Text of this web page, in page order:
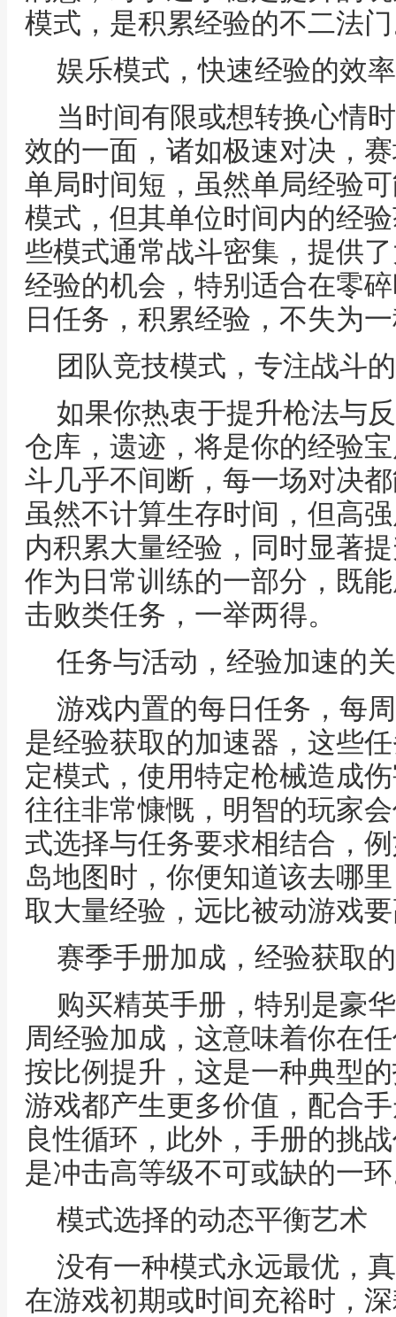
模式，是积累经验的不二法
娱乐模式，快速经验的效
当时间有限或想转换心情
效的一面，诸如极速对决，
单局时间短，虽然单局经验
模式，但其单位时间内的经
些模式通常战斗密集，提供
经验的机会，特别适合在零
日任务，积累经验，不失为
团队竞技模式，专注战斗
如果你热衷于提升枪法与
仓库，遗迹，将是你的经验
斗几乎不间断，每一场对决
虽然不计算生存时间，但高
内积累大量经验，同时显著
作为日常训练的一部分，既
击败类任务，一举两得。
任务与活动，经验加速的
游戏内置的每日任务，每
是经验获取的加速器，这些
定模式，使用特定枪械造成
往往非常慷慨，明智的玩家
式选择与任务要求相结合，
岛地图时，你便知道该去哪
取大量经验，远比被动游戏
赛季手册加成，经验获取
购买精英手册，特别是豪
周经验加成，这意味着你在
按比例提升，这是一种典型
游戏都产生更多价值，配合
良性循环，此外，手册的挑
是冲击高等级不可或缺的一
模式选择的动态平衡艺术
没有一种模式永远最优，
在游戏初期或时间充裕时，